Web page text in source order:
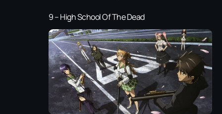
9 – High School Of The Dead